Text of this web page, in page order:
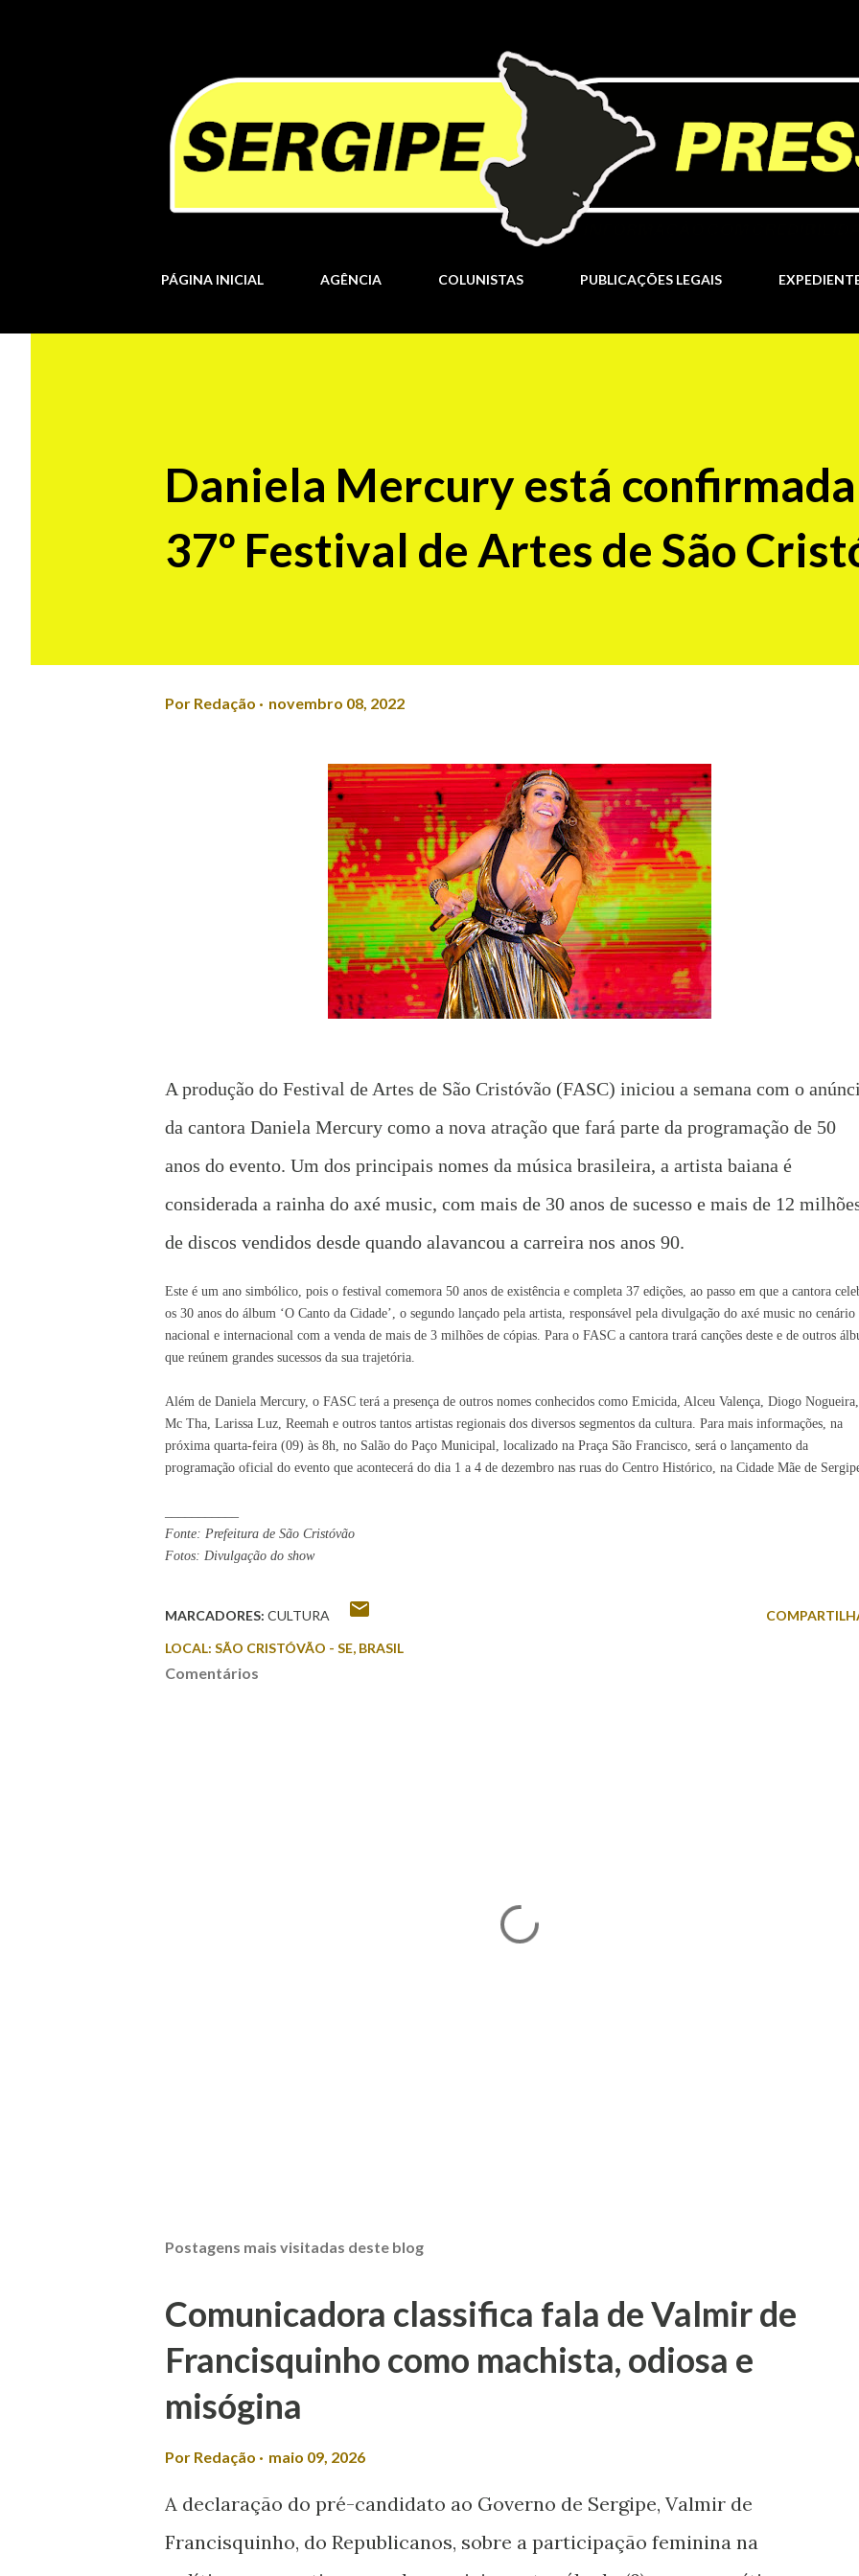
PÁGINA INICIAL AGÊNCIA COLUNISTAS PUBLICAÇÕES LEGAIS
Daniela Mercury está
37º Festival de Artes de São
Por Redação novembro 08, 2022
A produção do Festival de Artes de São Cristóvão (FASC) iniciou a semana com o
da cantora Daniela Mercury como a nova atração que fará parte da programação de 50
anos do evento. Um dos principais nomes da música brasileira, a artista baiana é
considerada a rainha do axé music, com mais de 30 anos de sucesso e mais de 12
de discos vendidos desde quando alavancou a carreira nos anos 90.
Este é um ano simbólico, pois o festival comemora 50 anos de existência e completa 37 edições, ao passo em que a cantora
os 30 anos do álbum ‘O Canto da Cidade’, o segundo lançado pela artista, responsável pela divulgação do axé music no cenário
nacional e internacional com a venda de mais de 3 milhões de cópias. Para o FASC a cantora trará canções deste e de outros
que reúnem grandes sucessos da sua trajetória.
Além de Daniela Mercury, o FASC terá a presença de outros nomes conhecidos como Emicida, Alceu Valença, Diogo Nogueira,
Mc Tha, Larissa Luz, Reemah e outros tantos artistas regionais dos diversos segmentos da cultura. Para mais informações, na
próxima quarta-feira (09) às 8h, no Salão do Paço Municipal, localizado na Praça São Francisco, será o lançamento da
programação oficial do evento que acontecerá do dia 1 a 4 de dezembro nas ruas do Centro Histórico, na Cidade Mãe de
Fonte: Prefeitura de São Cristóvão
Fotos: Divulgação do show
MARCADORES: CULTURA
LOCAL: SÃO CRISTÓVÃO - SE, BRASIL
Comentários
Postagens mais visitadas deste blog
Comunicadora classifica fala de Valmir de
Francisquinho como machista, odiosa e
misógina
Por Redação maio 09, 2026
A declaração do pré-candidato ao Governo de Sergipe, Valmir de
Francisquinho, do Republicanos, sobre a participação feminina na